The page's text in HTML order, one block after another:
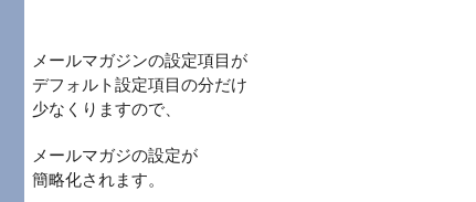
メールマガジンの設定項目が
デフォルト設定項目の分だけ
少なくりますので、
メールマガジの設定が
簡略化されます。